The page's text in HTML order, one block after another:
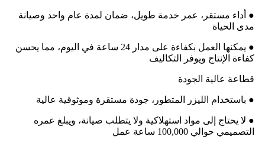
● أداء مستقر، عمر خدمة طويل، ضمان لمدة عام واحد وصيانة
مدى الحياة
● يمكنها العمل بكفاءة على مدار 24 ساعة في اليوم، مما يحسن
كفاءة الإنتاج ويوفر التكاليف
قطاعة عالية الجودة
● باستخدام الليزر المتطور، جودة مستقرة وموثوقية عالية
● لا يحتاج إلى مواد استهلاكية ولا يتطلب صيانة، ويبلغ عمره
التصميمي حوالي 100,000 ساعة عمل